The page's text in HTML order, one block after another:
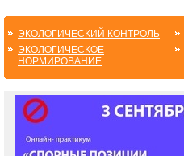
ЭКОЛОГИЧЕСКИЙ КОНТРОЛЬ
ЭКОЛОГИЧЕСКОЕ
НОРМИРОВАНИЕ